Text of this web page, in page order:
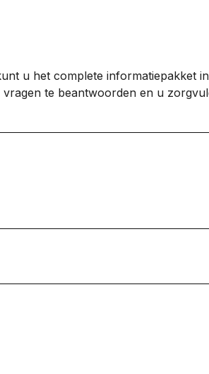
u het complete informatiepakket
te beantwoorden en u